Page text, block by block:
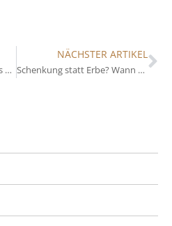
Kommunale Satzungen: Was Eigentümer über Gestaltungsvorgaben wissen sollten
NÄCHSTER ARTIKEL
Schenkung statt Erbe? Wann sich das Übertragen von Immobilien lohnt